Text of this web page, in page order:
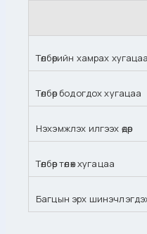
Төлбөрийн хамрах хугацаа
Төлбөр бодогдох хугацаа
Нэхэмжлэх илгээх өдөр
Төлбөр төлөх хугацаа
Багцын эрх шинэчлэгдэх